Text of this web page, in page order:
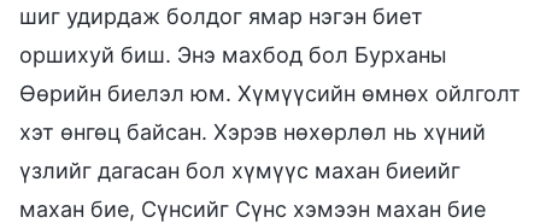
шиг удирдаж болдог ямар нэгэн биет
оршихуй биш. Энэ махбод бол Бурханы
Өөрийн биелэл юм. Хүмүүсийн өмнөх ойлголт
хэт өнгөц байсан. Хэрэв нөхөрлөл нь хүний
үзлийг дагасан бол хүмүүс махан биеийг
махан бие, Сүнсийг Сүнс хэмээн махан бие